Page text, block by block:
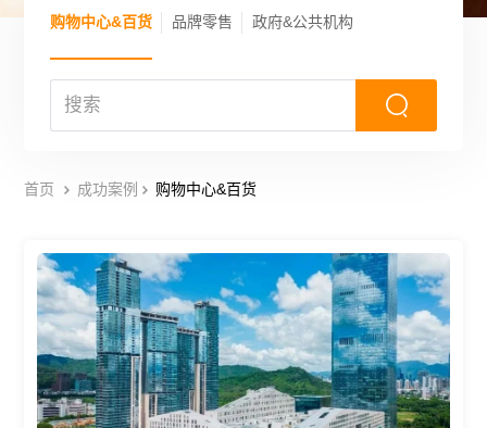
购物中心&百货 品牌零售 政府&公共机构
首页 成功案例 购物中心&百货